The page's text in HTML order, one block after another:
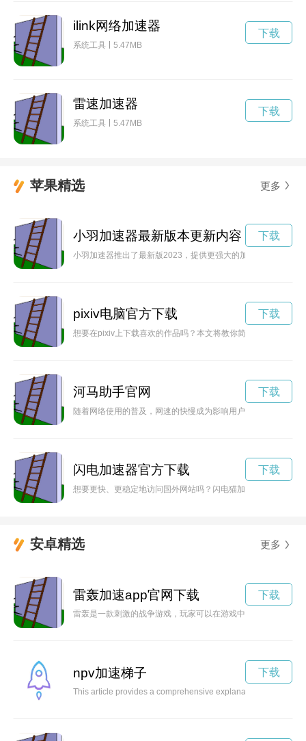
ilink网络加速器
系统工具 5.47MB
下载
雷速加速器
系统工具 5.47MB
下载
苹果精选 更多
小羽加速器最新版本更新内容
小羽加速器推出了最新版2023，提供更强大的加速功能和更稳
下载
pixiv电脑官方下载
想要在pixiv上下载喜欢的作品吗？本文将教你简单快速地下载
下载
河马助手官网
随着网络使用的普及，网速的快慢成为影响用户体验的重要因
下载
闪电加速器官方下载
想要更快、更稳定地访问国外网站吗？闪电猫加速器官方网站
下载
安卓精选 更多
雷轰加速app官网下载
雷轰是一款刺激的战争游戏，玩家可以在游戏中体验各种战斗
下载
npv加速梯子
This article provides a comprehensive explanation of Net
下载